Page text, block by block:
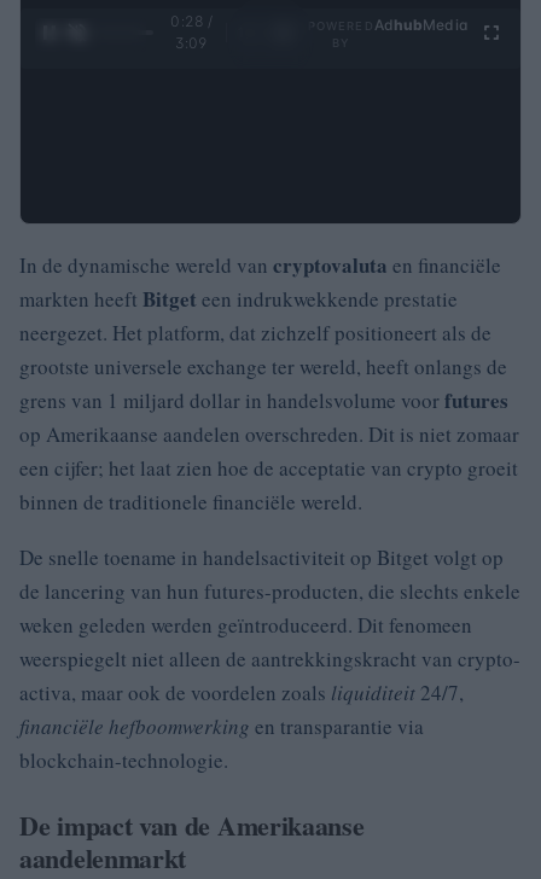
0:29 /
3:09
Ad hubMedia
In de dynamische wereld van cryptovaluta en financiële
markten heeft Bitget een indrukwekkende prestatie
neergezet. Het platform, dat zichzelf positioneert als de
grootste universele exchange ter wereld, heeft onlangs de
grens van 1 miljard dollar in handelsvolume voorfutures
op Amerikaanse aandelen overschreden. Dit is niet zomaar
een cijfer; het laat zien hoe de acceptatie van crypto groeit
binnen de traditionele financiële wereld.
De snelle toename in handelsactiviteit op Bitget volgt op
de lancering van hun futures-producten, die slechts enkele
weken geleden werden geïntroduceerd. Dit fenomeen
weerspiegelt niet alleen de aantrekkingskracht van crypto-
activa, maar ook de voordelen zoals liquiditeit 24/7,
financiële hefboomwerking en transparantie via
blockchain-technologie.
De impact van de Amerikaanse
aandelenmarkt